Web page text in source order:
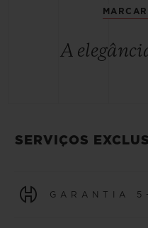
A
SERVIÇOS
GARANTIA